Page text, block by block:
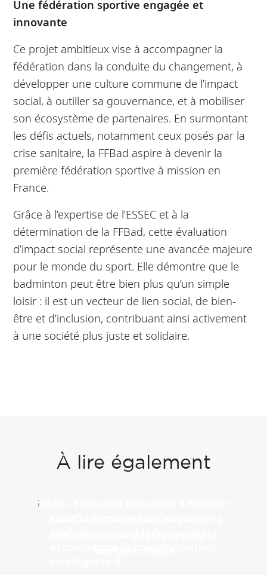
Une fédération sportive engagée et
innovante
Ce projet ambitieux vise à accompagner la
fédération dans la conduite du changement, à
développer une culture commune de l’impact
social, à outiller sa gouvernance, et à mobiliser
son écosystème de partenaires. En surmontant
les défis actuels, notamment ceux posés par la
crise sanitaire, la FFBad aspire à devenir la
première fédération sportive à mission en
France.
Grâce à l’expertise de l’ESSEC et à la
détermination de la FFBad, cette évaluation
d’impact social représente une avancée majeure
pour le monde du sport. Elle démontre que le
badminton peut être bien plus qu’un simple
loisir : il est un vecteur de lien social, de bien-
être et d’inclusion, contribuant ainsi activement
à une société plus juste et solidaire.
À lire également